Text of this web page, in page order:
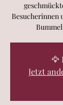
Besucherinnen
🦅
Jetzt